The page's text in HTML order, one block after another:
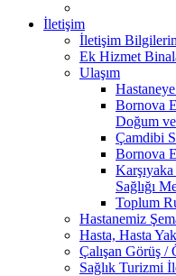
İletişim
İletişim
Ek Hizmet
Ulaşım
Bornova
Doğum
Çamdibi
Bornova
Sağlığı
Toplum
Hastanemiz
Hasta, Hasta
Çalışan Görüş /
Sağlık Turizmi